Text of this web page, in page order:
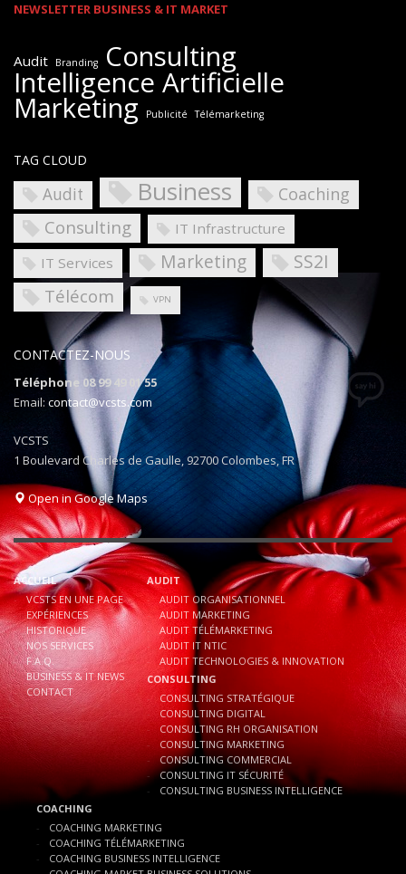
NEWSLETTER BUSINESS & IT MARKET
Audit Branding Consulting
Intelligence Artificielle
Marketing Publicité Télémarketing
TAG CLOUD
Audit Business Coaching
Consulting
IT Infrastructure
IT Services
Marketing SS2I
Télécom VPN
CONTACTEZ-NOUS
Téléphone 08 99 49 01 55
Email: contact@vcsts.com
VCSTS
1 Boulevard Charles de Gaulle, 92700 Colombes, FR
Open in Google Maps
ACCUEIL
VCSTS EN UNE PAGE
EXPÉRIENCES
HISTORIQUE
NOS SERVICES
F.A.Q.
BUSINESS & IT NEWS
CONTACT
AUDIT
AUDIT ORGANISATIONNEL
AUDIT MARKETING
AUDIT TÉLÉMARKETING
AUDIT IT NTIC
AUDIT TECHNOLOGIES & INNOVATION
CONSULTING
CONSULTING STRATÉGIQUE
CONSULTING DIGITAL
CONSULTING RH ORGANISATION
CONSULTING MARKETING
CONSULTING COMMERCIAL
CONSULTING IT SÉCURITÉ
CONSULTING BUSINESS INTELLIGENCE
COACHING
COACHING MARKETING
COACHING TÉLÉMARKETING
COACHING BUSINESS INTELLIGENCE